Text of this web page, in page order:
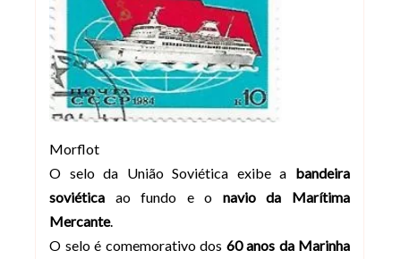
Morflot
O selo da União Soviética exibe a bandeira
soviética ao fundo e o navio da Marítima
Mercante.
O selo é comemorativo dos 60 anos da Marinha